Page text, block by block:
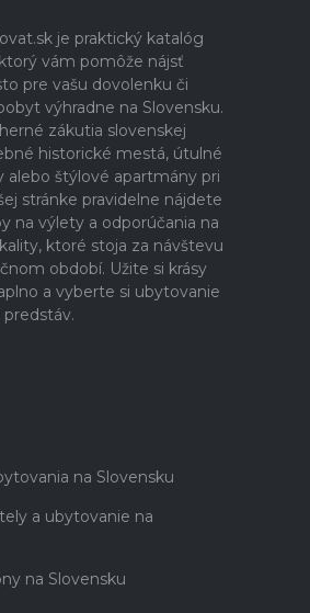
je praktický katalóg
vám pomôže nájsť
pre vašu dovolenku či
výhradne na Slovensku.
zákutia slovenskej
historické mestá, útulné
alebo štýlové apartmány pri
stránke pravidelne nájdete
na výlety a odporúčania na
ktoré stoja za návštevu
období. Užite si krásy
a vyberte si ubytovanie
na Slovensku
a ubytovanie na
na Slovensku